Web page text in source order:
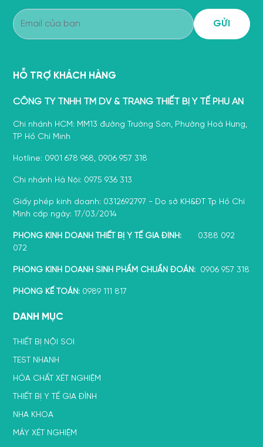
HỖ TRỢ KHÁCH HÀNG
CÔNG TY TNHH TM DV & TRANG THIẾT BỊ Y TẾ PHÚ AN
Chi nhánh HCM: MM13 đường Trường Sơn, Phường Hoà Hưng,
TP Hồ Chí Minh
Hotline: 0901 678 968, 0906 957 318
Chi nhánh Hà Nội: 0975 936 313
Giấy phép kinh doanh: 0312692797 - Do sở KH&ĐT Tp Hồ Chí
Minh cấp ngày: 17/03/2014
PHÒNG KINH DOANH THIẾT BỊ Y TẾ GIA ĐÌNH: 0388 092
072
PHÒNG KINH DOANH SINH PHẨM CHUẨN ĐOÁN: 0906 957 318
PHÒNG KẾ TOÁN: 0989 111 817
DANH MỤC
THIẾT BỊ NỘI SOI
TEST NHANH
HÓA CHẤT XÉT NGHIỆM
THIẾT BỊ Y TẾ GIA ĐÌNH
NHA KHOA
MÁY XÉT NGHIỆM